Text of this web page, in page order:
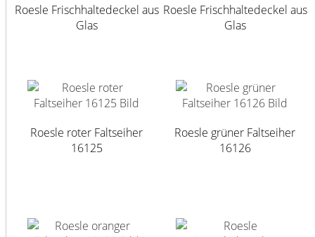
Roesle Frischhaltedeckel aus
Glas
Roesle Frischhaltedeckel aus
Glas
Roesle roter Faltseiher
16125
Roesle grüner Faltseiher
16126